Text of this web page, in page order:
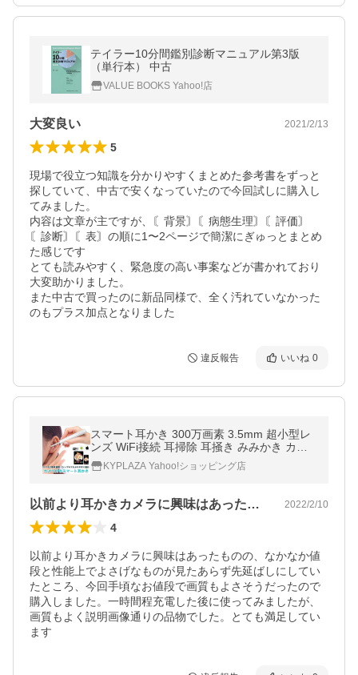
テイラー10分間鑑別診断マニュアル第3版
（単行本） 中古
VALUE BOOKS Yahoo!店
大変良い 2021/2/13
5
現場で役立つ知識を分かりやすくまとめた参考書をずっと
探していて、中古で安くなっていたので今回試しに購入し
てみました。
内容は文章が主ですが、〘背景〙〘病態生理〙〘評価〙
〘診断〙〘表〙の順に1〜2ページで簡潔にぎゅっとまとめ
た感じです
とても読みやすく、緊急度の高い事案などが書かれており
大変助かりました。
また中古で買ったのに新品同様で、全く汚れていなかった
のもプラス加点となりました
違反報告 いいね 0
スマート耳かき 300万画素 3.5mm 超小型レ
ンズ WiFi接続 耳掃除 耳掻き みみかき カメ
ラ付き耳かき 耳鏡 イヤースコープ LEDライ
ト 光る Bebird C3
KYPLAZA Yahoo!ショッピング店
以前より耳かきカメラに興味はあったもの… 2022/2/10
4
以前より耳かきカメラに興味はあったものの、なかなか値
段と性能上でよさげなものが見たあらず先延ばしにしてい
たところ、今回手頃なお値段で画質もよさそうだったので
購入しました。一時間程充電した後に使ってみましたが、
画質もよく説明画像通りの品物でした。とても満足してい
ます